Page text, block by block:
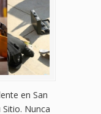
en San
Sitio. Nunca